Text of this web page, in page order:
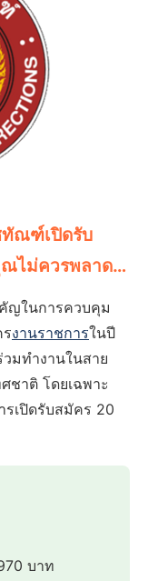
ทัณฑ์เปิดรับ
ณไม่ควรพลาด…
ญในการควบคุม
งานราชการในปี
มทำงานในสาย
ชาติ โดยเฉพาะ
เปิดรับสมัคร 20
บาท